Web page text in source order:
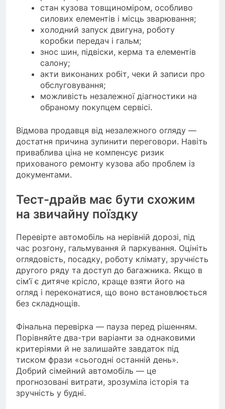
стан кузова товщиноміром, особливо
силових елементів і місць зварювання;
холодний запуск двигуна, роботу
коробки передач і гальм;
знос шин, підвіски, керма та елементів
салону;
акти виконаних робіт, чеки й записи про
обслуговування;
можливість незалежної діагностики на
обраному покупцем сервісі.
Відмова продавця від незалежного огляду —
достатня причина зупинити переговори. Навіть
приваблива ціна не компенсує ризик
прихованого ремонту кузова або проблем із
документами.
Тест-драйв має бути схожим
на звичайну поїздку
Перевірте автомобіль на нерівній дорозі, під
час розгону, гальмування й паркування. Оцініть
оглядовість, посадку, роботу клімату, зручність
другого ряду та доступ до багажника. Якщо в
сім’ї є дитяче крісло, краще взяти його на
огляд і переконатися, що воно встановлюється
без складнощів.
Фінальна перевірка — пауза перед рішенням.
Порівняйте два-три варіанти за однаковими
критеріями й не залишайте завдаток під
тиском фрази «сьогодні останній день».
Добрий сімейний автомобіль — це
прогнозовані витрати, зрозуміла історія та
зручність у будні.